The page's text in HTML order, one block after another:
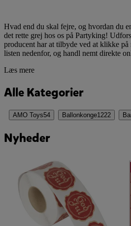
Hvad end du skal fejre, og hvordan du
det rette grej hos os på Partyking!
producent har at tilbyde ved at klikke på
listen nedenfor, og handl nemt direkte
Læs mere
Alle Kategorier
AMO Toys54 Ballonkonge1222
Nyheder